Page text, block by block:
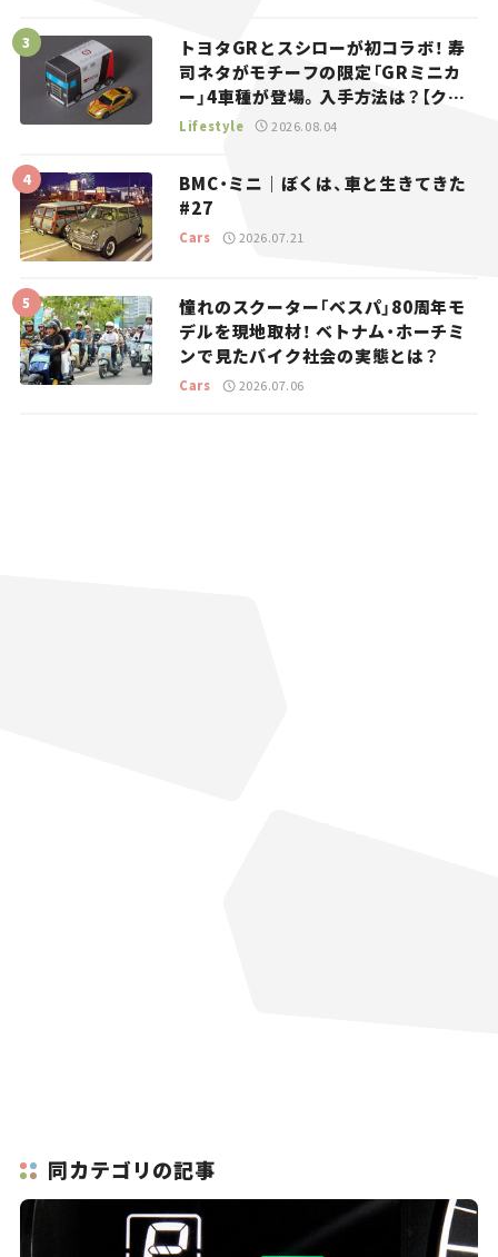
トヨタGRとスシローが初コラボ！ 寿
司ネタがモチーフの限定「GRミニカ
ー」4車種が登場。入手方法は？【クル
マとホビー】
Lifestyle 2026.08.04
BMC・ミニ｜ぼくは、車と生きてきた
#27
Cars 2026.07.21
憧れのスクーター「ベスパ」80周年モ
デルを現地取材！ ベトナム・ホーチミ
ンで見たバイク社会の実態とは？
Cars 2026.07.06
同カテゴリの記事